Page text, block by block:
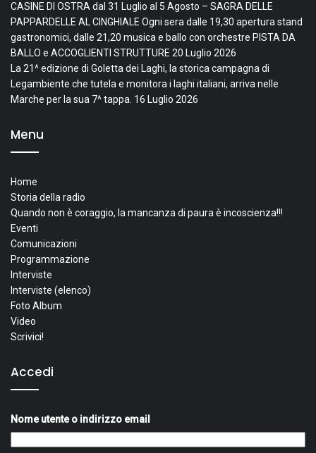
CASINE DI OSTRA dal 31 Luglio al 5 Agosto – SAGRA DELLE
PAPPARDELLE AL CINGHIALE Ogni sera dalle 19,30 apertura stand
gastronomici, dalle 21,20 musica e ballo con orchestre PISTA DA
BALLO e ACCOGLIENTI STRUTTURE 20 Luglio 2026
La 21^ edizione di Goletta dei Laghi, la storica campagna di
Legambiente che tutela e monitora i laghi italiani, arriva nelle
Marche per la sua 7^ tappa. 16 Luglio 2026
Menu
Home
Storia della radio
Quando non è coraggio, la mancanza di paura è incoscienza!!!
Eventi
Comunicazioni
Programmazione
Interviste
Interviste (elenco)
Foto Album
Video
Scrivici!
Accedi
Nome utente o indirizzo email